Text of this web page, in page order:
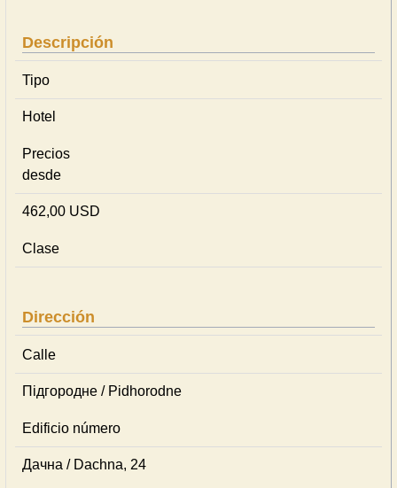
Descripción
Tipo
Hotel
Precios
desde
462,00 USD
Clase
Dirección
Calle
Підгородне / Pidhorodne
Edificio número
Дачна / Dachna, 24